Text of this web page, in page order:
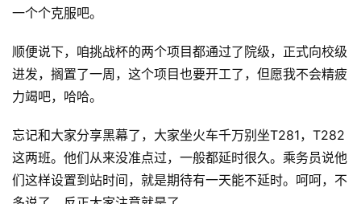
行
动
态
碎
念
推
一个个克服吧。
顺便说下，咱挑战杯的两个项目都通过了院级，正式向校级
进发，搁置了一周，这个项目也要开工了，但愿我不会精疲
力竭吧，哈哈。
忘记和大家分享黑幕了，大家坐火车千万别坐T281，T282
这两班。他们从来没准点过，一般都延时很久。乘务员说他
们这样设置到站时间，就是期待有一天能不延时。呵呵，不